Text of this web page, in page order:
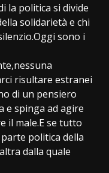
la politica si divide
solidarietà e chi
sono i
risultare estranei
di un pensiero
e spinga ad agire
il male.E se tutto
politica della
dalla quale